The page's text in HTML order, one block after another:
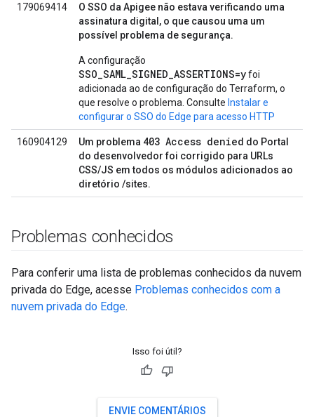
179069414
O SSO da Apigee não estava verificando uma
assinatura digital, o que causou uma um
possível problema de segurança.
A configuração
SSO_SAML_SIGNED_ASSERTIONS=yfoi
adicionada ao de configuração do Terraform, o
que resolve o problema. Consulte Instalar e
configurar o SSO do Edge para acesso HTTP
160904129 Um problema 403 Access denied do Portal
do desenvolvedor foi corrigido para URLs
CSS/JS em todos os módulos adicionados ao
diretório /sites.
Problemas conhecidos
Para conferir uma lista de problemas conhecidos da nuvem
privada do Edge, acesse Problemas conhecidos com a
nuvem privada do Edge.
Isso foi útil?
ENVIE COMENTÁRIOS